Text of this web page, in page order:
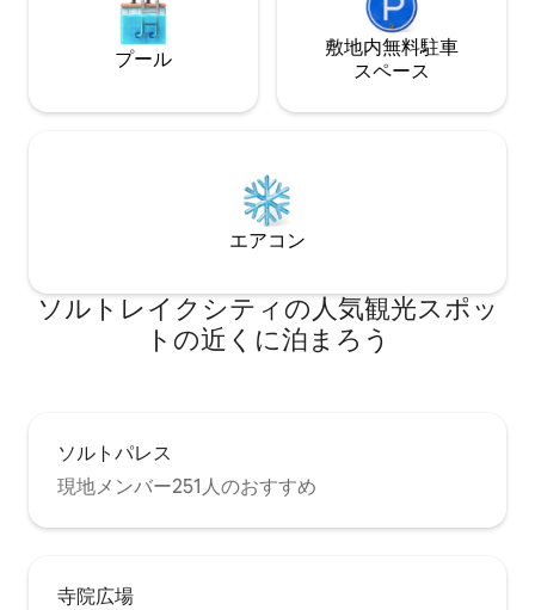
プール
敷地内無料駐⁠車
ス⁠ペ⁠ー⁠ス
エアコン
ソルトレイクシティの人気観光スポッ
トの近くに泊まろう
ソルトパレス
現地メンバー251人のおすすめ
寺院広場